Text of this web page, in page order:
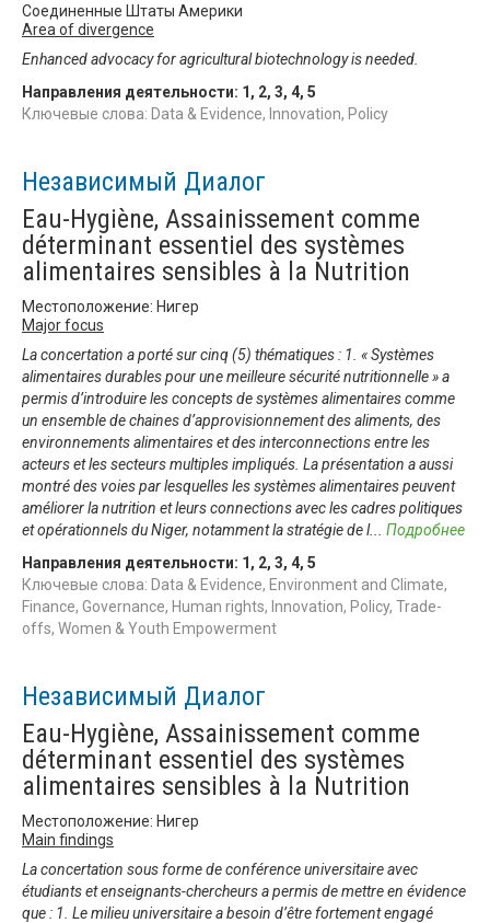
Соединенные Штаты Америки
Area of divergence
Enhanced advocacy for agricultural biotechnology is needed.
Направления деятельности: 1 , 2, 3, 4, 5
Ключевые слова: Data & Evidence, Innovation, Policy
Независимый Диалог
Eau-Hygiène, Assainissement comme
déterminant essentiel des systèmes
alimentaires sensibles à la Nutrition
Местоположение: Нигер
Major focus
La concertation a porté sur cinq (5) thématiques : 1. « Systèmes
alimentaires durables pour une meilleure sécurité nutritionnelle » a
permis d’introduire les concepts de systèmes alimentaires comme
un ensemble de chaines d’approvisionnement des aliments, des
environnements alimentaires et des interconnections entre les
acteurs et les secteurs multiples impliqués. La présentation a aussi
montré des voies par lesquelles les systèmes alimentaires peuvent
améliorer la nutrition et leurs connections avec les cadres politiques
et opérationnels du Niger, notamment la stratégie de l... Подробнее
Направления деятельности: 1 , 2, 3, 4, 5
Ключевые слова: Data & Evidence, Environment and Climate,
Finance, Governance, Human rights, Innovation, Policy, Trade-
offs, Women & Youth Empowerment
Независимый Диалог
Eau-Hygiène, Assainissement comme
déterminant essentiel des systèmes
alimentaires sensibles à la Nutrition
Местоположение: Нигер
Main findings
La concertation sous forme de conférence universitaire avec
étudiants et enseignants-chercheurs a permis de mettre en évidence
que : 1. Le milieu universitaire a besoin d’être fortement engagé